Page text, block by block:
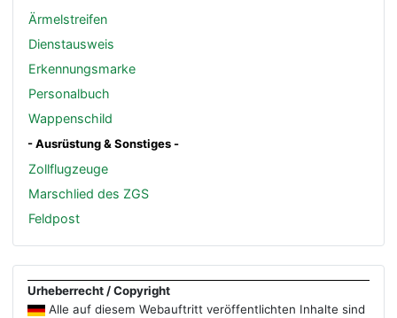
Ärmelstreifen
Dienstausweis
Erkennungsmarke
Personalbuch
Wappenschild
- Ausrüstung & Sonstiges -
Zollflugzeuge
Marschlied des ZGS
Feldpost
Urheberrecht / Copyright
Alle auf diesem Webauftritt veröffentlichten Inhalte sind